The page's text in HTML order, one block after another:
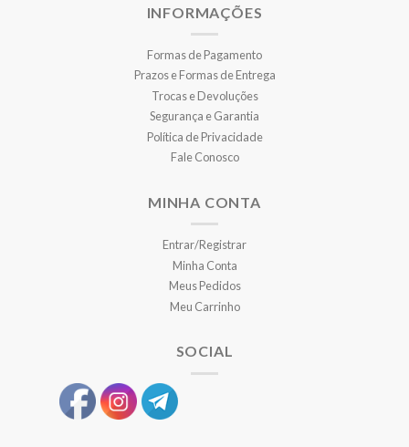
INFORMAÇÕES
Formas de Pagamento
Prazos e Formas de Entrega
Trocas e Devoluções
Segurança e Garantia
Política de Privacidade
Fale Conosco
MINHA CONTA
Entrar/Registrar
Minha Conta
Meus Pedidos
Meu Carrinho
SOCIAL